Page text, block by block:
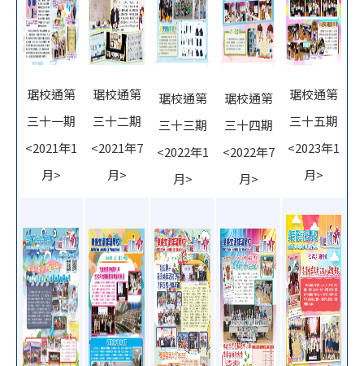
琚校通第
三十一期
<2021年1
月>
琚校通第
三十二期
<2021年7
月>
琚校通第
三十三期
<2022年1
月>
琚校通第
三十四期
<2022年7
月>
琚校通第
三十五期
<2023年1
月>